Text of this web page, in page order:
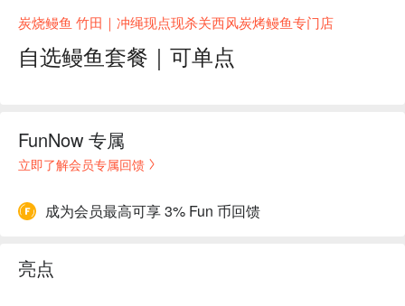
炭烧鳗鱼 竹田｜冲绳现点现杀关西风炭烤鳗鱼专门店
自选鳗鱼套餐｜可单点
FunNow 专属
立即了解会员专属回馈
成为会员最高可享 3% Fun 币回馈
亮点